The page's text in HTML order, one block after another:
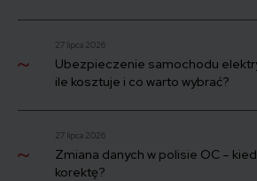
27 lipca 2026
Ubezpieczenie samochodu
ile kosztuje i co warto wybrać?
27 lipca 2026
Zmiana danych w polisie OC –
korektę?